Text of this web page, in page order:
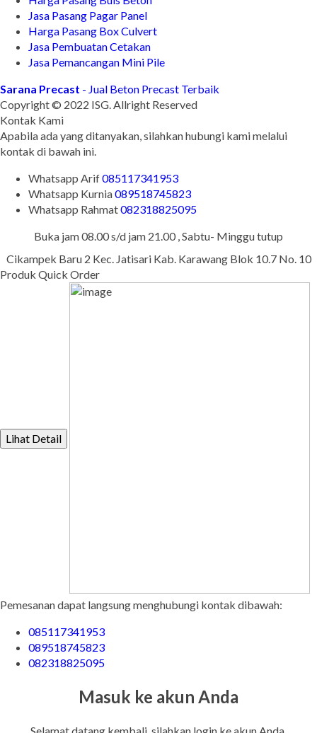
Jasa Pasang Pagar Panel
Harga Pasang Box Culvert
Jasa Pembuatan Cetakan
Jasa Pemancangan Mini Pile
Sarana Precast - Jual Beton Precast Terbaik
Copyright © 2022 ISG. Allright Reserved
Kontak Kami
Apabila ada yang ditanyakan, silahkan hubungi kami melalui
kontak di bawah ini.
Whatsapp Arif085117341953
Whatsapp Kurnia089518745823
Whatsapp Rahmat082318825095
Buka jam 08.00 s/d jam 21.00 , Sabtu- Minggu tutup
Cikampek Baru 2 Kec. Jatisari Kab. Karawang Blok 10.7 No. 10
Produk Quick Order
Lihat Detail
Pemesanan dapat langsung menghubungi kontak dibawah:
085117341953
089518745823
082318825095
Masuk ke akun Anda